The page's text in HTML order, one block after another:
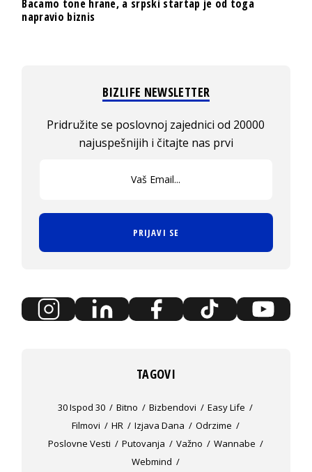
Bacamo tone hrane, a srpski startap je od toga
napravio biznis
BIZLIFE NEWSLETTER
Pridružite se poslovnoj zajednici od 20000
najuspešnijih i čitajte nas prvi
PRIJAVI SE
TAGOVI
30 Ispod 30 Bitno Bizbendovi
Easy Life
Filmovi
HR Izjava Dana
Odrzime
Poslovne Vesti
Putovanja Važno
Wannabe
Webmind